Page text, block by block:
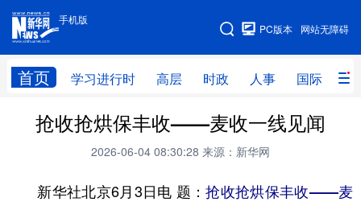
手机版
网站无障碍
PC版本
首页 学习进行时 高层 时政 人事 国际 财
手机版
网站地图
学习进行时 高层 时政 人事
财经 网评
台湾 思客智库 全球连线 教育
抢收抢烘保丰收——麦收一线见闻
2026-06-04 08:30:28 来源：新华网
新华社北京6月3日电 题：抢收抢烘保丰收——麦